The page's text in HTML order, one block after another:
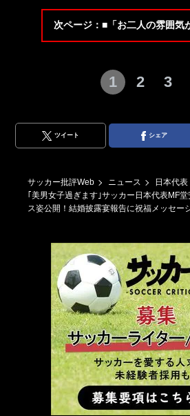
次ページ：■「お二人の雰囲気
1 2 3
ツイート シェア
サッカー批評Web ニュース
日本代表
｢美男女子過ぎます｣サッカー日本代表MF
ス姿公開！結婚披露宴報告に祝福メッセー